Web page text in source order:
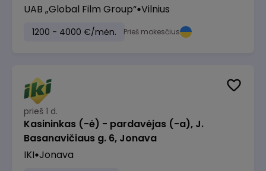
UAB „Global Film Group“ Vilnius
1200 - 4000 €/mėn. Prieš mokesčius
prieš 1 d.
Kasininkas (-ė) - pardavėjas (-a), J.
Basanavičiaus g. 6, Jonava
IKI Jonava